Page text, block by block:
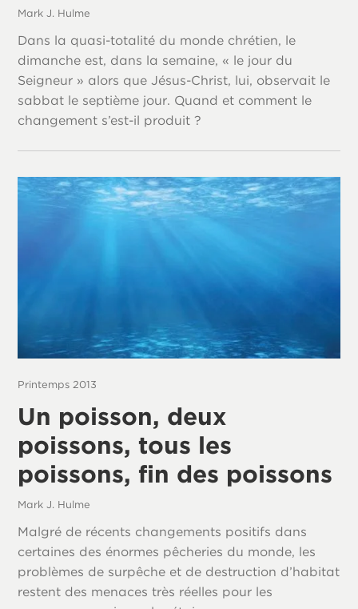
Mark J. Hulme
Dans la quasi-totalité du monde chrétien, le
dimanche est, dans la semaine, « le jour du
Seigneur » alors que Jésus-Christ, lui, observait le
sabbat le septième jour. Quand et comment le
changement s’est-il produit ?
Printemps 2013
Un poisson, deux
poissons, tous les
poissons, fin des poissons
Mark J. Hulme
Malgré de récents changements positifs dans
certaines des énormes pêcheries du monde, les
problèmes de surpêche et de destruction d’habitat
restent des menaces très réelles pour les